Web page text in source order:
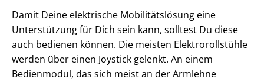
Damit Deine elektrische Mobilitätslösung eine
Unterstützung für Dich sein kann, solltest Du diese
auch bedienen können. Die meisten Elektrorollstühle
werden über einen Joystick gelenkt. An einem
Bedienmodul, das sich meist an der Armlehne